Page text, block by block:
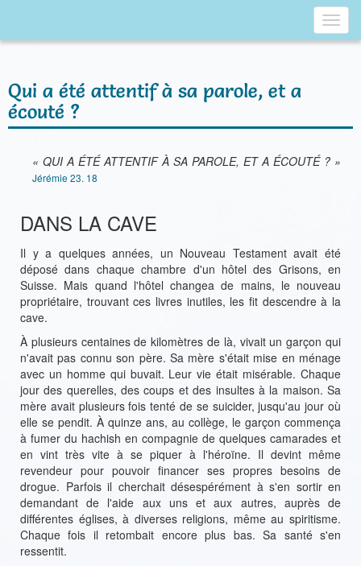
Qui a été attentif à sa parole, et a
écouté ?
« QUI A ÉTÉ ATTENTIF À SA PAROLE, ET A ÉCOUTÉ ? »
Jérémie 23. 18
DANS LA CAVE
Il y a quelques années, un Nouveau Testament avait été
déposé dans chaque chambre d'un hôtel des Grisons, en
Suisse. Mais quand l'hôtel changea de mains, le nouveau
propriétaire, trouvant ces livres inutiles, les fit descendre à la
cave.
À plusieurs centaines de kilomètres de là, vivait un garçon qui
n'avait pas connu son père. Sa mère s'était mise en ménage
avec un homme qui buvait. Leur vie était misérable. Chaque
jour des querelles, des coups et des insultes à la maison. Sa
mère avait plusieurs fois tenté de se suicider, jusqu'au jour où
elle se pendit. À quinze ans, au collège, le garçon commença
à fumer du hachish en compagnie de quelques camarades et
en vint très vite à se piquer à l'héroïne. Il devint même
revendeur pour pouvoir financer ses propres besoins de
drogue. Parfois il cherchait désespérément à s'en sortir en
demandant de l'aide aux uns et aux autres, auprès de
différentes églises, à diverses religions, même au spiritisme.
Chaque fois il retombait encore plus bas. Sa santé s'en
ressentit.